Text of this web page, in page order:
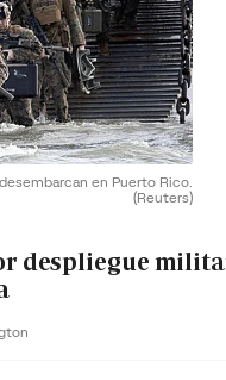
en Puerto Rico.
(Reuters)
despliegue